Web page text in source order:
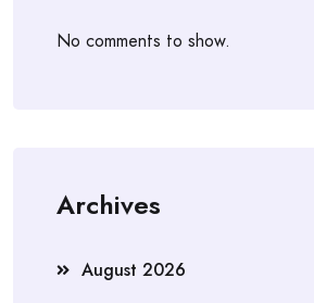
No comments to show.
Archives
August 2026